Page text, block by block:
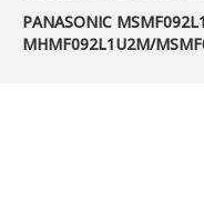
PANASONIC
MHMF092L1U2M/